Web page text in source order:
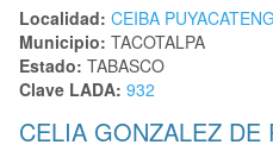
Localidad: CEIBA
Municipio: TACOTALPA
Estado: TABASCO
Clave LADA: 932
CELIA GONZALEZ DE